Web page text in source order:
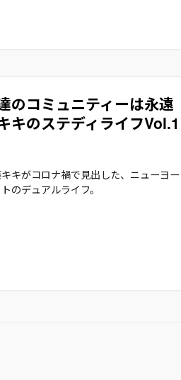
のコミュニティーは永
キのステディライフVol.1
キがコロナ禍で見出した、ニューヨ
のデュアルライフ。